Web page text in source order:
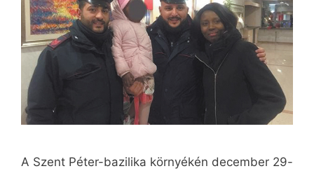
A Szent Péter-bazilika környékén december 29-